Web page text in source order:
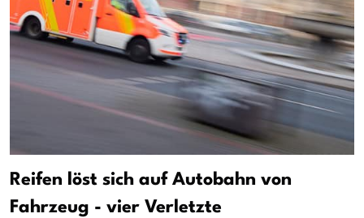
Reifen löst sich auf Autobahn von
Fahrzeug - vier Verletzte